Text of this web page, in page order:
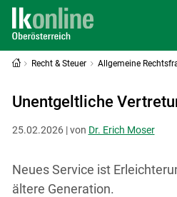
Recht & Steuer Allgemeine
Unentgeltliche
25.02.2026 | von Dr. Erich Moser
Neues Service ist
ältere Generation.